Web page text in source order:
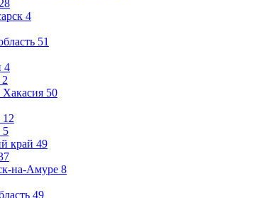
28
4
51
4
2
Хакасия 50
12
5
край 49
на-Амуре 8
49